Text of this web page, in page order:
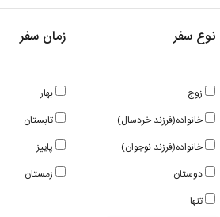
زمان سفر
بهار
تابستان
پاییز
زمستان
نوع سفر
زوج
خانواده(فرزند خردسال)
خانواده(فرزند نوجوان)
دوستان
تنها